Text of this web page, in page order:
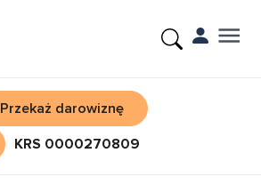
Przekaż darowiznę
KRS 0000270809